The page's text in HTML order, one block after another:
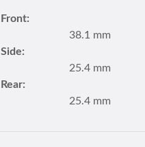
Front:
38.1 mm
Side:
25.4 mm
Rear:
25.4 mm